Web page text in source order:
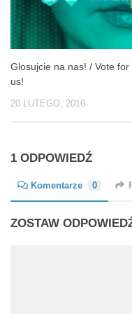
Glosujcie na nas! / Vote for
us!
20 LUTEGO, 2016
1 ODPOWIEDŹ
Komentarze 0
ZOSTAW